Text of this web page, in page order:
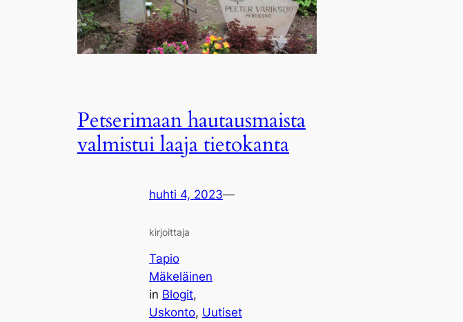
Petserimaan hautausmaista
valmistui laaja tietokanta
huhti 4, 2023—
kirjoittaja
Tapio
Mäkeläinen
in Blogit
Uskonto, Uutiset